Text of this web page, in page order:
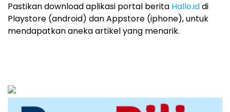
Pastikan download aplikasi portal berita Hallo.iddi
Playstore (android) dan Appstore (iphone), untuk
mendapatkan aneka artikel yang menarik.